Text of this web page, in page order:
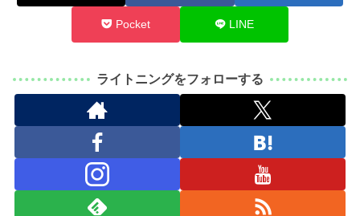
Pocket LINE
ライトニングをフォローする